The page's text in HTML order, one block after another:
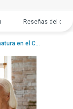
Reseñas del
en el Cui...